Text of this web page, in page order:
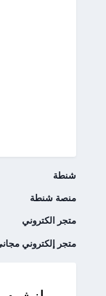
شنطة
منصة شنطة
متجر الكتروني
متجر إلكتروني